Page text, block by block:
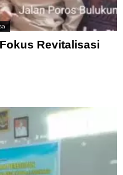
Revitalisasi